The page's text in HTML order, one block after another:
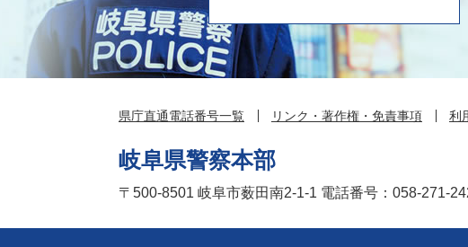
県庁直通電話番号一覧 リンク・著作権・免責事項 利
岐阜県警察本部
〒500-8501 岐阜市薮田南2-1-1 電話番号：058-271-